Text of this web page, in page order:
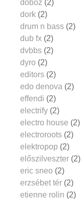
doboz (2)
dork (2)
drum n bass (2)
dub fx (2)
dvbbs (2)
dyro (2)
editors (2)
edo denova (2)
effendi (2)
electrify (2)
electro house (2)
electroroots (2)
elektropop (2)
előszilveszter (2)
eric sneo (2)
erzsébet tér (2)
etienne rolin (2)